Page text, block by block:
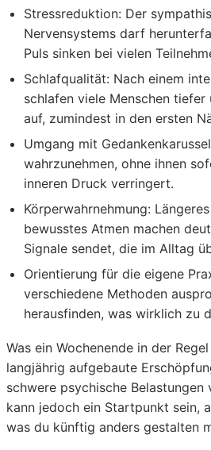
Stressreduktion: Der
Nervensystems darf
Puls sinken bei vielen
Schlafqualität: Nach einem
schlafen viele Menschen
auf, zumindest in den ersten
Umgang mit
wahrzunehmen, ohne ihnen
inneren Druck verringert.
Körperwahrnehmung:
bewusstes Atmen machen
Signale sendet, die im Alltag
Orientierung für die eigene
verschiedene Methoden
herausfinden, was wirklich zu
Was ein Wochenende in der
langjährig aufgebaute
schwere psychische Belastungen
kann jedoch ein Startpunkt sein,
was du künftig anders gestalten